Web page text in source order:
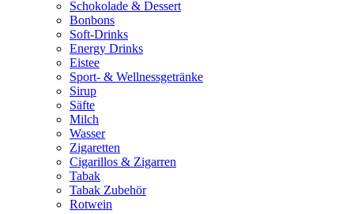
Schokolade & Dessert
Bonbons
Soft-Drinks
Energy Drinks
Eistee
Sport- & Wellnessgetränke
Sirup
Säfte
Milch
Wasser
Zigaretten
Cigarillos & Zigarren
Tabak
Tabak Zubehör
Rotwein